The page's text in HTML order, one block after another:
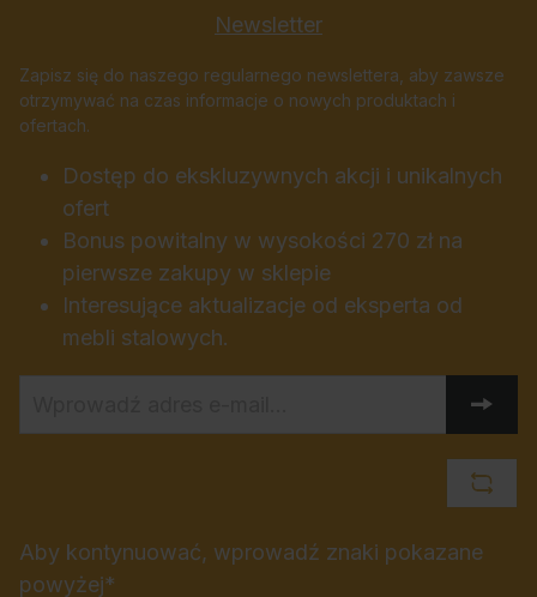
Newsletter
Zapisz się do naszego regularnego newslettera, aby zawsze
otrzymywać na czas informacje o nowych produktach i
ofertach.
Dostęp do ekskluzywnych akcji i unikalnych
ofert
Bonus powitalny w wysokości 270 zł na
pierwsze zakupy w sklepie
Interesujące aktualizacje od eksperta od
mebli stalowych.
Aby kontynuować, wprowadź znaki pokazane
powyżej*